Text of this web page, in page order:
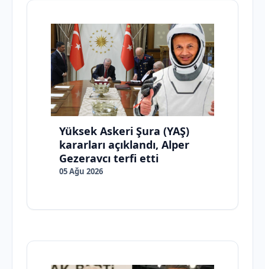
Yüksek Askeri Şura (YAŞ)
kararları açıklandı, Alper
Gezeravcı terfi etti
05 Ağu 2026